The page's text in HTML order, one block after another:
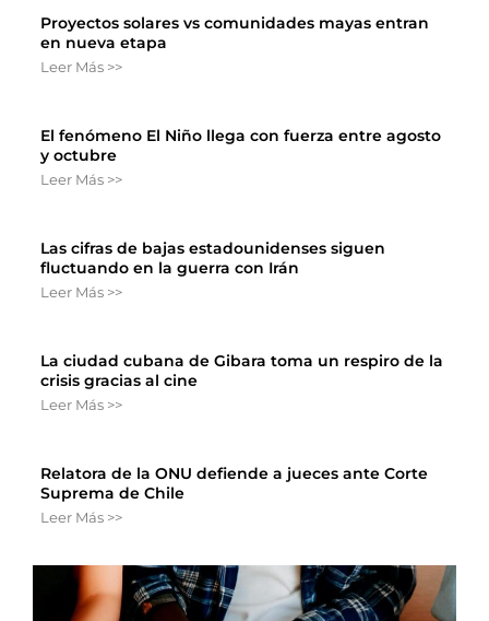
Proyectos solares vs comunidades mayas entran
en nueva etapa
Leer Más >>
El fenómeno El Niño llega con fuerza entre agosto
y octubre
Leer Más >>
Las cifras de bajas estadounidenses siguen
fluctuando en la guerra con Irán
Leer Más >>
La ciudad cubana de Gibara toma un respiro de la
crisis gracias al cine
Leer Más >>
Relatora de la ONU defiende a jueces ante Corte
Suprema de Chile
Leer Más >>